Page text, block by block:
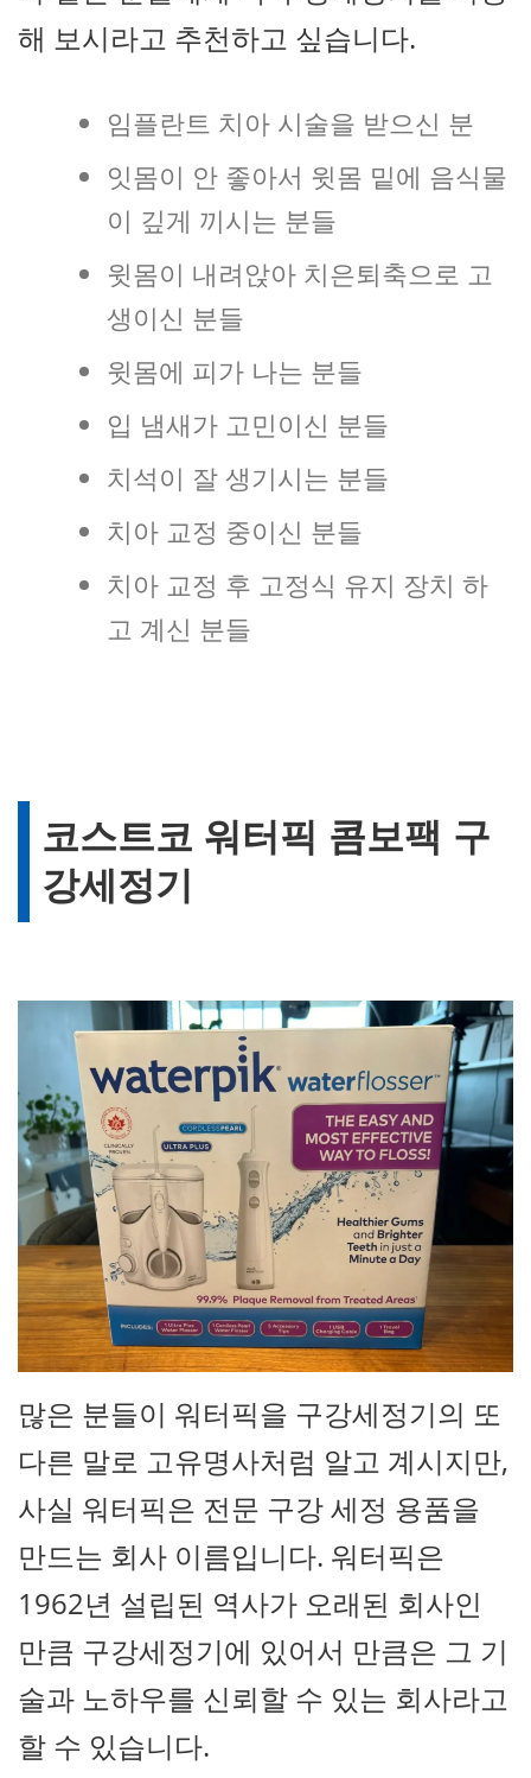
해 보시라고 추천하고 싶습니다.
임플란트 치아 시술을 받으신 분
잇몸이 안 좋아서 윗몸 밑에 음식물
이 깊게 끼시는 분들
윗몸이 내려앉아 치은퇴축으로 고
생이신 분들
윗몸에 피가 나는 분들
입 냄새가 고민이신 분들
치석이 잘 생기시는 분들
치아 교정 중이신 분들
치아 교정 후 고정식 유지 장치 하
고 계신 분들
코스트코 워터픽 콤보팩 구
강세정기
많은 분들이 워터픽을 구강세정기의 또
다른 말로 고유명사처럼 알고 계시지만,
사실 워터픽은 전문 구강 세정 용품을
만드는 회사 이름입니다. 워터픽은
1962년 설립된 역사가 오래된 회사인
만큼 구강세정기에 있어서 만큼은 그 기
술과 노하우를 신뢰할 수 있는 회사라고
할 수 있습니다.